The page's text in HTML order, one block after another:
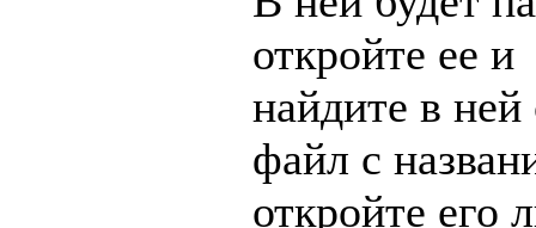
откройте ее и
найдите в ней
файл с
откройте его